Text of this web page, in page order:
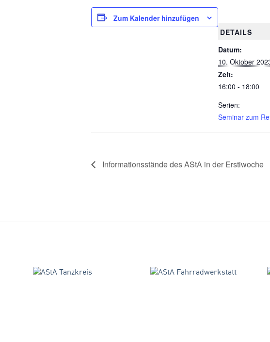
Zum Kalender hinzufügen
DETAILS
Datum:
10. Oktober
Zeit:
16:00 - 18:00
Serien:
Seminar zum
Informationsstände des AStA in der Erstiwoche